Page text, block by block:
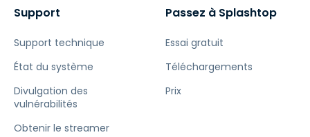
Support
Support technique
État du système
Divulgation des
vulnérabilités
Obtenir le streamer
Passez à Splashtop
Essai gratuit
Téléchargements
Prix